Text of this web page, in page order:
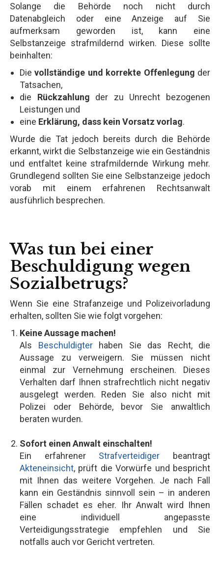
Solange die Behörde noch nicht durch
Datenabgleich oder eine Anzeige auf Sie
aufmerksam geworden ist, kann eine
Selbstanzeige strafmildernd wirken. Diese sollte
beinhalten:
Dievollständige und korrekte Offenlegung der
Tatsachen,
die Rückzahlung der zu Unrecht bezogenen
Leistungen und
eine Erklärung, dass kein Vorsatz vorlag.
Wurde die Tat jedoch bereits durch die Behörde
erkannt, wirkt die Selbstanzeige wie ein Geständnis
und entfaltet keine strafmildernde Wirkung mehr.
Grundlegend sollten Sie eine Selbstanzeige jedoch
vorab mit einem erfahrenen Rechtsanwalt
ausführlich besprechen.
Was tun bei einer
Beschuldigung wegen
Sozialbetrugs?
Wenn Sie eine Strafanzeige und Polizeivorladung
erhalten, sollten Sie wie folgt vorgehen:
Keine Aussage machen!
Als Beschuldigterhaben Sie das Recht, die
Aussage zu verweigern. Sie müssen nicht
einmal zur Vernehmung erscheinen. Dieses
Verhalten darf Ihnen strafrechtlich nicht negativ
ausgelegt werden. Reden Sie also nicht mit
Polizei oder Behörde, bevor Sie anwaltlich
beraten wurden.
Sofort einen Anwalt einschalten!
Ein erfahrener Strafverteidiger beantragt
Akteneinsicht, prüft die Vorwürfe und bespricht
mit Ihnen das weitere Vorgehen. Je nach Fall
kann ein Geständnis sinnvoll sein – in anderen
Fällen schadet es eher. Ihr Anwalt wird Ihnen
eine individuell angepasste
Verteidigungsstrategie empfehlen und Sie
notfalls auch vor Gericht vertreten.